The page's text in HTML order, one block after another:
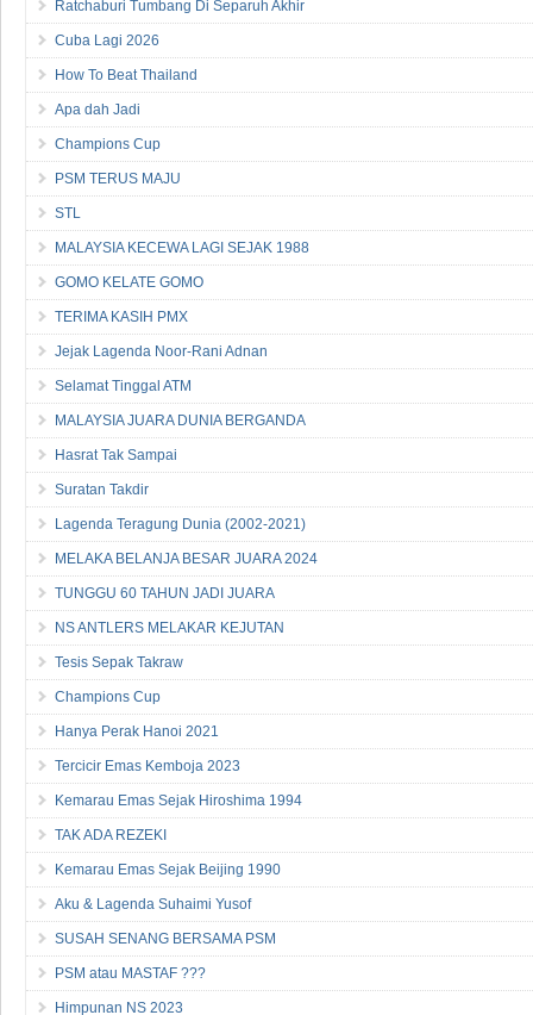
Ratchaburi Tumbang Di Separuh Akhir
Cuba Lagi 2026
How To Beat Thailand
Apa dah Jadi
Champions Cup
PSM TERUS MAJU
STL
MALAYSIA KECEWA LAGI SEJAK 1988
GOMO KELATE GOMO
TERIMA KASIH PMX
Jejak Lagenda Noor-Rani Adnan
Selamat Tinggal ATM
MALAYSIA JUARA DUNIA BERGANDA
Hasrat Tak Sampai
Suratan Takdir
Lagenda Teragung Dunia (2002-2021)
MELAKA BELANJA BESAR JUARA 2024
TUNGGU 60 TAHUN JADI JUARA
NS ANTLERS MELAKAR KEJUTAN
Tesis Sepak Takraw
Champions Cup
Hanya Perak Hanoi 2021
Tercicir Emas Kemboja 2023
Kemarau Emas Sejak Hiroshima 1994
TAK ADA REZEKI
Kemarau Emas Sejak Beijing 1990
Aku & Lagenda Suhaimi Yusof
SUSAH SENANG BERSAMA PSM
PSM atau MASTAF ???
Himpunan NS 2023